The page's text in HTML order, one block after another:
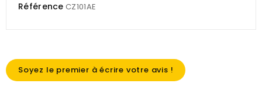
Référence CZ101AE
Soyez le premier à écrire votre avis !